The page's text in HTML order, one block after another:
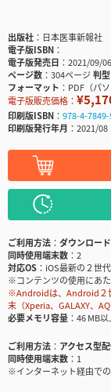
出版社
日本医事新報社
電子版ISBN
電子版発売日
2021/09/06
ページ数
304ページ判型
フォーマット
PDF（パ
電子版販売価格：
印刷版ISBN
978-4-
印刷版発行年月
2021/08
ご利用方法
ダウンロー
同時使用端末数
2
対応OS
iOS最新の２世
※コンテンツの使用にあ
※Androidは、Android２
末（Xperia、GALAXY、
必要メモリ容量
46 MB以
ご利用方法
アクセス型
同時使用端末数
1
※インターネット経由で